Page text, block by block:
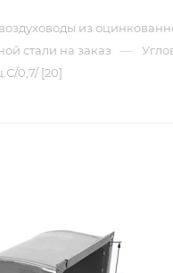
из
стали на заказ —
0,7/ [20]